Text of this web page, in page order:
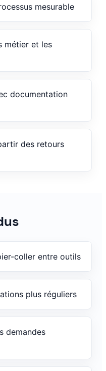
mesurable
métier et les
documentation
des retours
coller entre outils
plus réguliers
demandes